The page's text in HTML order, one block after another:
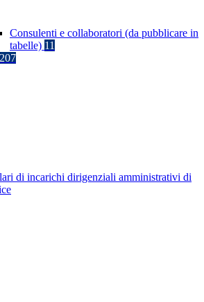
Consulenti e collaboratori (da pubblicare in
tabelle) 11
207
di incarichi dirigenziali amministrativi di